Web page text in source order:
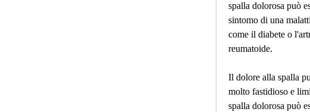
spalla dolorosa può
sintomo di una
come il diabete o
reumatoide.
Il dolore alla spalla
molto fastidioso e
spalla dolorosa può